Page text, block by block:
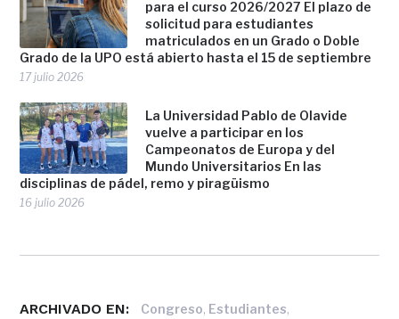
para el curso 2026/2027 El plazo de
solicitud para estudiantes
matriculados en un Grado o Doble
Grado de la UPO está abierto hasta el 15 de septiembre
17 julio 2026
La Universidad Pablo de Olavide
vuelve a participar en los
Campeonatos de Europa y del
Mundo Universitarios En las
disciplinas de pádel, remo y piragüismo
16 julio 2026
ARCHIVADO EN: Congreso, Estudiantes,